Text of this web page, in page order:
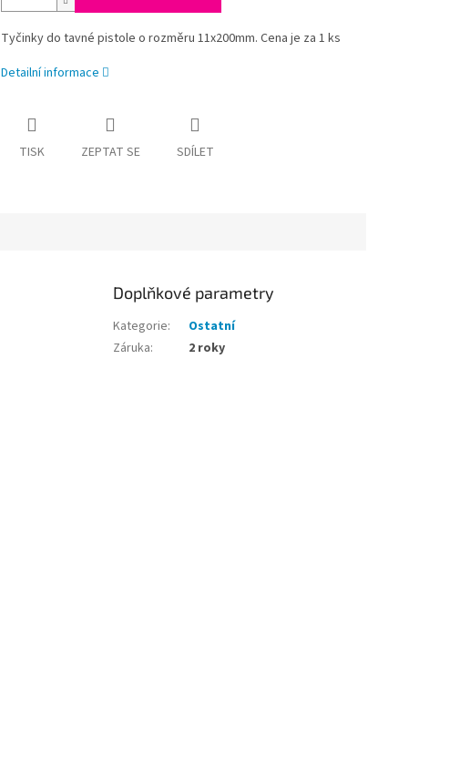
Tyčinky do tavné pistole o rozměru 11x200mm. Cena je za 1 ks
Detailní informace
TISK ZEPTAT SE SDÍLET
Doplňkové parametry
Kategorie:
Ostatní
Záruka: 2 roky